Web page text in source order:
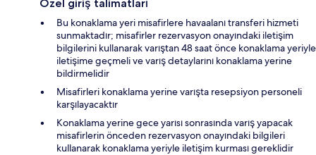
Özel giriş talimatları
Bu konaklama yeri misafirlere havaalanı transferi hizmeti
sunmaktadır; misafirler rezervasyon onayındaki iletişim
bilgilerini kullanarak varıştan 48 saat önce konaklama yeriyle
iletişime geçmeli ve varış detaylarını konaklama yerine
bildirmelidir
Misafirleri konaklama yerine varışta resepsiyon personeli
karşılayacaktır
Konaklama yerine gece yarısı sonrasında varış yapacak
misafirlerin önceden rezervasyon onayındaki bilgileri
kullanarak konaklama yeriyle iletişim kurması gereklidir